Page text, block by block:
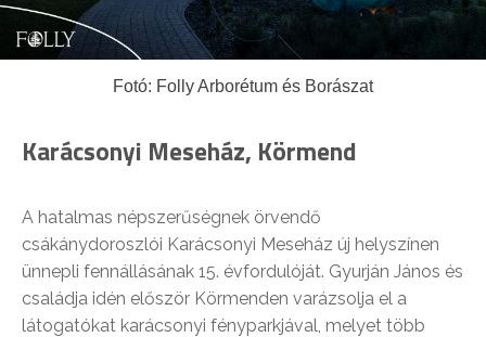
Fotó: Folly Arborétum és Borászat
Karácsonyi Meseház, Körmend
A hatalmas népszerűségnek örvendő
csákánydoroszlói Karácsonyi Meseház új helyszínen
ünnepli fennállásának 15. évfordulóját. Gyurján János és
családja idén először Körmenden varázsolja el a
látogatókat karácsonyi fényparkjával, melyet több